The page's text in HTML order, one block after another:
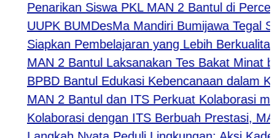
Penarikan Siswa PKL MAN 2 Bantul di
UUPK BUMDesMa Mandiri Bumijawa Tegal
Siapkan Pembelajaran yang Lebih Berkualitas,
MAN 2 Bantul Laksanakan Tes Bakat Minat bagi
BPBD Bantul Edukasi Kebencanaan dalam
MAN 2 Bantul dan ITS Perkuat Kolaborasi
Kolaborasi dengan ITS Berbuah Prestasi,